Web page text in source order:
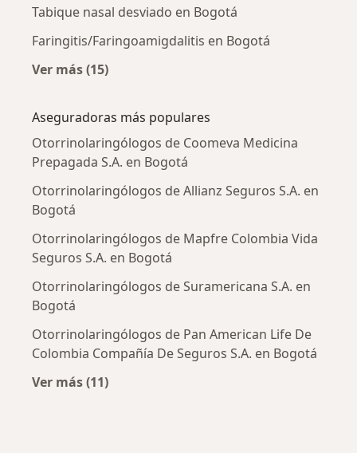
Tabique nasal desviado en Bogotá
Faringitis/Faringoamigdalitis en Bogotá
Ver más (15)
Aseguradoras más populares
Otorrinolaringólogos de Coomeva Medicina
Prepagada S.A. en Bogotá
Otorrinolaringólogos de Allianz Seguros S.A. en
Bogotá
Otorrinolaringólogos de Mapfre Colombia Vida
Seguros S.A. en Bogotá
Otorrinolaringólogos de Suramericana S.A. en
Bogotá
Otorrinolaringólogos de Pan American Life De
Colombia Compañía De Seguros S.A. en Bogotá
Ver más (11)